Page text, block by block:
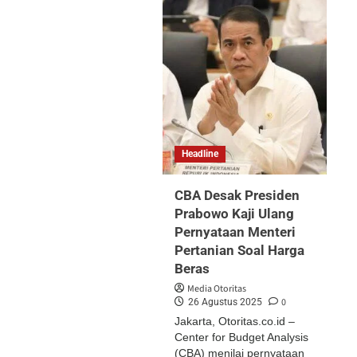
Headline
CBA Desak Presiden
Prabowo Kaji Ulang
Pernyataan Menteri
Pertanian Soal Harga
Beras
Media Otoritas
26 Agustus 2025 0
Jakarta, Otoritas.co.id –
Center for Budget Analysis
(CBA) menilai pernyataan